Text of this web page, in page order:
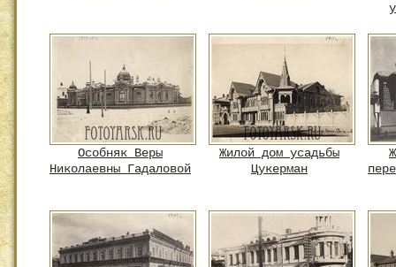
Особняк Веры
Николаевны Гадаловой
Жилой дом усадьбы
Цукерман